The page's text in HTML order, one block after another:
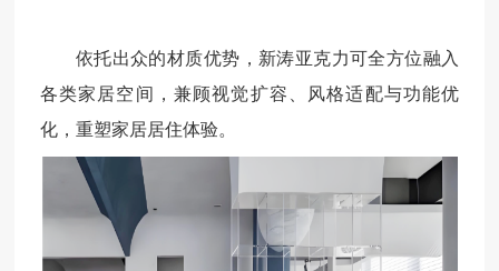
依托出众的材质优势，新涛亚克力可全方位融入
各类家居空间，兼顾视觉扩容、风格适配与功能优
化，重塑家居居住体验。